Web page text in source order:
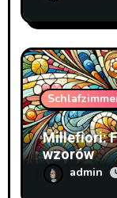
Millefiori:
wzorów
admin